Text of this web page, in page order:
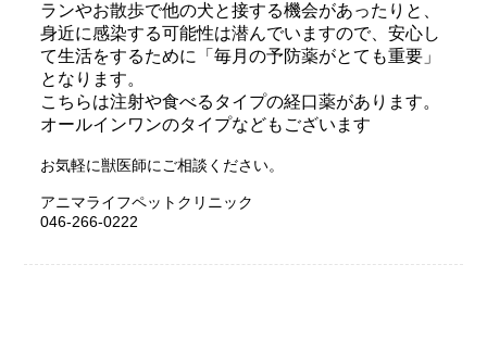
ランやお散歩で他の犬と接する機会があったりと、
身近に感染する可能性は潜んでいますので、安心し
て生活をするために「毎月の予防薬がとても重要」
となります。
こちらは注射や食べるタイプの経口薬があります。
オールインワンのタイプなどもございます
お気軽に獣医師にご相談ください。
アニマライフペットクリニック
046-266-0222